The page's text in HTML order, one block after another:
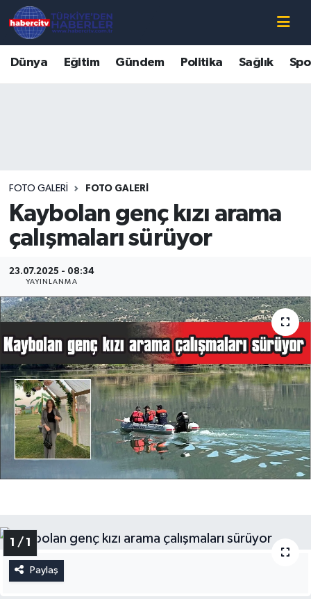
Dünya Eğitim Gündem Politika Sağlık
FOTO GALERI FOTO GALERI
Kaybolan genç kızı arama
çalışmaları sürüyor
23.07.2025 - 08:34
YAYINLANMA
1 / 1
Paylaş
Süper Lig Puan Durumu ve Fikstür
Tüm Manşetler
Son Dakika Haberleri
Haber Arşivi